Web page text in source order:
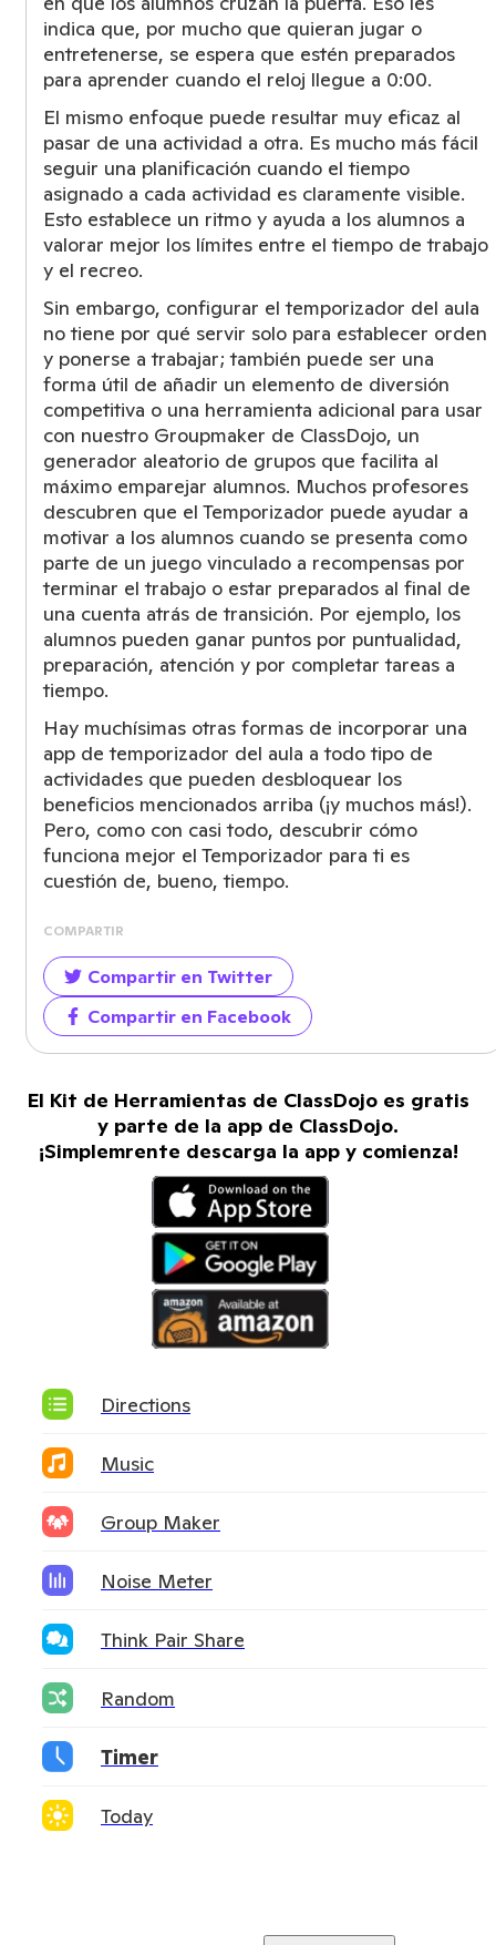
Directions
Music
Group Maker
Noise Meter
Think Pair Share
Random
Timer
Today
indica que, por mucho que quieran jugar o
entretenerse, se espera que estén preparados
para aprender cuando el reloj llegue a 0:00.
El mismo enfoque puede resultar muy eficaz al
pasar de una actividad a otra. Es mucho más fácil
seguir una planificación cuando el tiempo
asignado a cada actividad es claramente visible.
Esto establece un ritmo y ayuda a los alumnos a
valorar mejor los límites entre el tiempo de trabajo
y el recreo.
Sin embargo, configurar el temporizador del aula
no tiene por qué servir solo para establecer orden
y ponerse a trabajar; también puede ser una
forma útil de añadir un elemento de diversión
competitiva o una herramienta adicional para usar
con nuestro Groupmaker de ClassDojo, un
generador aleatorio de grupos que facilita al
máximo emparejar alumnos. Muchos profesores
descubren que el Temporizador puede ayudar a
motivar a los alumnos cuando se presenta como
parte de un juego vinculado a recompensas por
terminar el trabajo o estar preparados al final de
una cuenta atrás de transición. Por ejemplo, los
alumnos pueden ganar puntos por puntualidad,
preparación, atención y por completar tareas a
tiempo.
Hay muchísimas otras formas de incorporar una
app de temporizador del aula a todo tipo de
actividades que pueden desbloquear los
beneficios mencionados arriba (¡y muchos más!).
Pero, como con casi todo, descubrir cómo
funciona mejor el Temporizador para ti es
cuestión de, bueno, tiempo.
COMPARTIR
Compartir en Twitter
Compartir en Facebook
El Kit de Herramientas de ClassDojo es gratis
y parte de la app de ClassDojo.
¡Simplemrente descarga la app y comienza!